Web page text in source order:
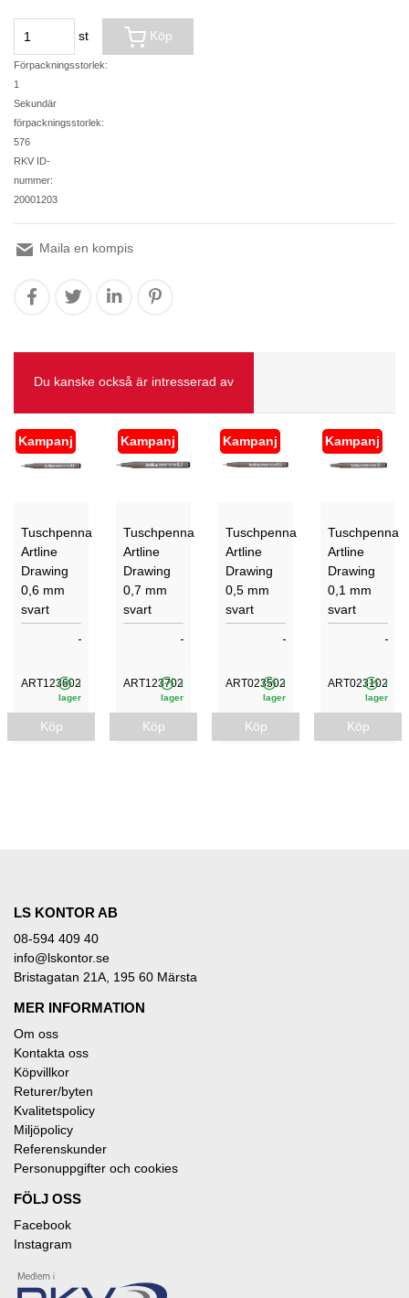
st
Förpackningsstorlek:
1
Sekundär
förpackningsstorlek:
576
RKV ID-
nummer:
20001203
Köp
Maila en kompis
Du kanske också är intresserad av
Kampanj
Tuschpenna
Artline
Drawing
0,6 mm
svart
ART123602
i
lager
Köp
Kampanj
Tuschpenna
Artline
Drawing
0,7 mm
svart
ART123702
i
lager
Köp
Kampanj
Tuschpenna
Artline
Drawing
0,5 mm
svart
ART023502
i
lager
Köp
Kampanj
Tuschpenna
Artline
Drawing
0,1 mm
svart
ART023102
i
lager
Köp
LS KONTOR AB
08-594 409 40
info@lskontor.se
Bristagatan 21A, 195 60 Märsta
MER INFORMATION
Om oss
Kontakta oss
Köpvillkor
Returer/byten
Kvalitetspolicy
Miljöpolicy
Referenskunder
Personuppgifter och cookies
FÖLJ OSS
Facebook
Instagram